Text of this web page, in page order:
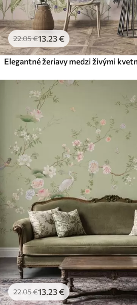
22.05€13.23€
Elegantné žeriavy medzi živými
22.05€13.23€